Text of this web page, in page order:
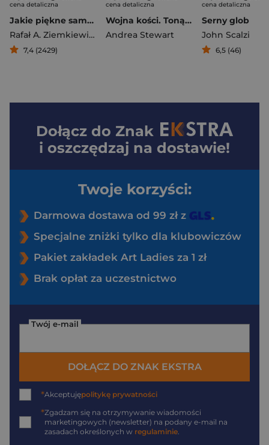
cena detaliczna
Jakie piękne samobójstwo
Rafał A. Ziemkiewicz
7,4 (2429)
cena detaliczna
Wojna kości. Tonące Cesarstwo. Tom 3
Andrea Stewart
cena detaliczna
Serny glob
John Scalzi
6,5 (46)
Dołącz do Znak
i oszczędzaj na dostawie!
Twoje korzyści:
Darmowa dostawa od 99 zł z
Specjalne zniżki tylko dla klubowiczów
Pakiet zakładek Art Ladies za 1 zł
Brak opłat za uczestnictwo
Twój e-mail
DOŁĄCZ DO ZNAK EKSTRA
*Akceptujępolitykę prywatności
*Zgadzam się na otrzymywanie wiadomości
marketingowych (newsletter) na podany e-mail na
zasadach określonych w regulaminie